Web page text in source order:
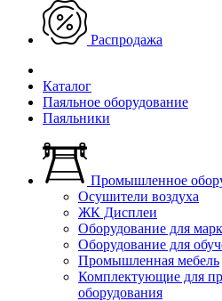
Распродажа
Каталог
Паяльное оборудование
Паяльники
Промышленное
Осушители воздуха
ЖК Дисплеи
Оборудование для
Оборудование для
Промышленная мебель
Комплектующие для
оборудования